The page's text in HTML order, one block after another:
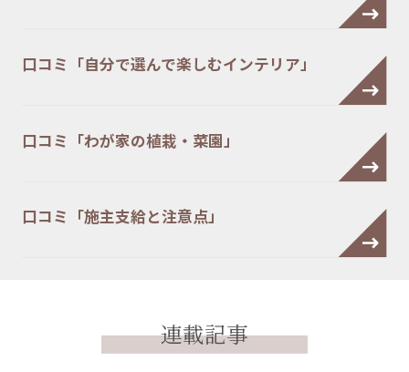
口コミ「自分で選んで楽しむインテリア」
口コミ「わが家の植栽・菜園」
口コミ「施主支給と注意点」
連載記事